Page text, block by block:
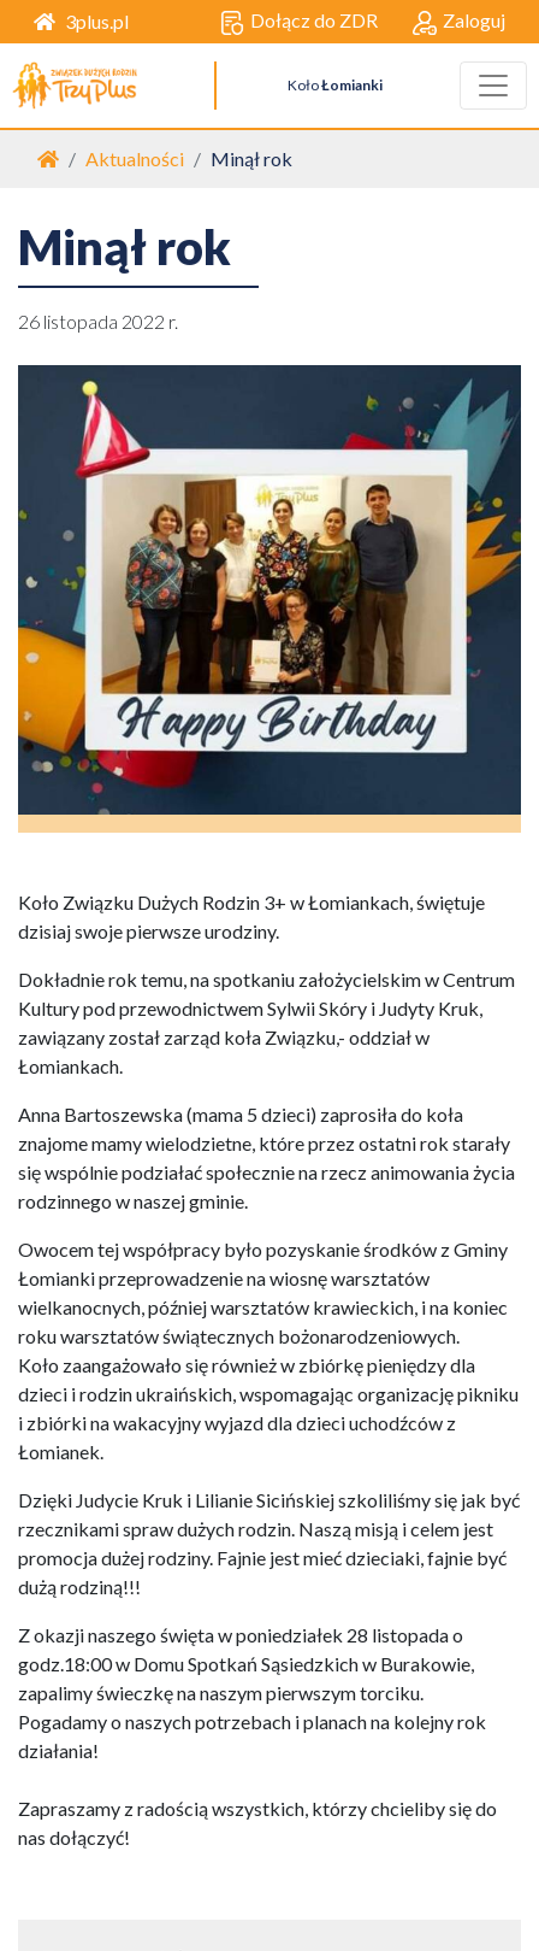
3plus.pl Dołącz do ZDR Zaloguj
KołoŁomianki
Strona główna
Aktualności Minął rok
Minął rok
26 listopada 2022 r.
Koło Związku Dużych Rodzin 3+ w Łomiankach, świętuje
dzisiaj swoje pierwsze urodziny.
Dokładnie rok temu, na spotkaniu założycielskim w Centrum
Kultury pod przewodnictwem Sylwii Skóry i Judyty Kruk,
zawiązany został zarząd koła Związku,- oddział w
Łomiankach.
Anna Bartoszewska (mama 5 dzieci) zaprosiła do koła
znajome mamy wielodzietne, które przez ostatni rok starały
się wspólnie podziałać społecznie na rzecz animowania życia
rodzinnego w naszej gminie.
Owocem tej współpracy było pozyskanie środków z Gminy
Łomianki przeprowadzenie na wiosnę warsztatów
wielkanocnych, później warsztatów krawieckich, i na koniec
roku warsztatów świątecznych bożonarodzeniowych.
Koło zaangażowało się również w zbiórkę pieniędzy dla
dzieci i rodzin ukraińskich, wspomagając organizację pikniku
i zbiórki na wakacyjny wyjazd dla dzieci uchodźców z
Łomianek.
Dzięki Judycie Kruk i Lilianie Sicińskiej szkoliliśmy się jak być
rzecznikami spraw dużych rodzin. Naszą misją i celem jest
promocja dużej rodziny. Fajnie jest mieć dzieciaki, fajnie być
dużą rodziną!!!
Z okazji naszego święta w poniedziałek 28 listopada o
godz.18:00 w Domu Spotkań Sąsiedzkich w Burakowie,
zapalimy świeczkę na naszym pierwszym torciku.
Pogadamy o naszych potrzebach i planach na kolejny rok
działania!
Zapraszamy z radością wszystkich, którzy chcieliby się do
nas dołączyć!